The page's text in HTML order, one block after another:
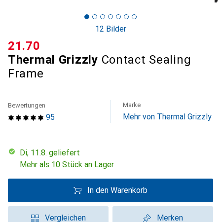
12 Bilder
Thermal Grizzly Contact Sealing
Frame
CHF
21.70
95
Bewertungen Marke
Mehr von Thermal Grizzly
Di, 11.8. geliefert
Mehr als 10 Stück an Lager
In den Warenkorb
Vergleichen Merken